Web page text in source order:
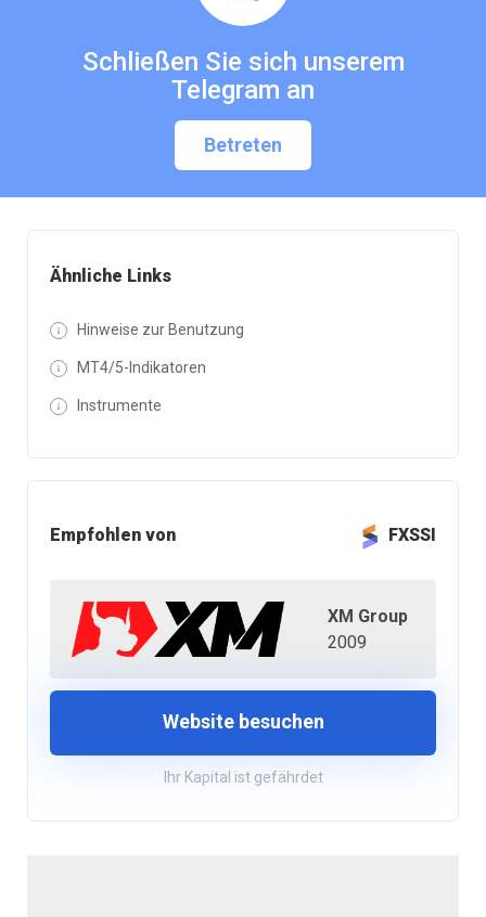
Ähnliche Links
Hinweise zur Benutzung
MT4/5-Indikatoren
Instrumente
Empfohlen von FXSSI
XM Group
2009
Website besuchen
Ihr Kapital ist gefährdet
Schließen Sie sich unserem
Telegram an
Betreten